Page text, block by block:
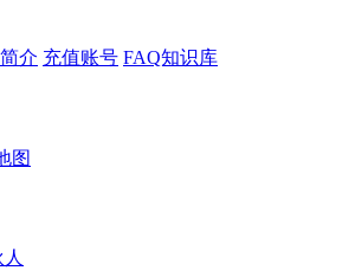
介 充值账号 FAQ知识库
图